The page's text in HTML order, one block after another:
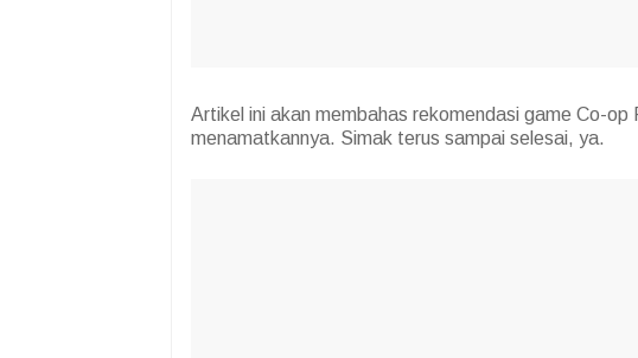
Artikel ini akan membahas rekomendasi game Co-op
menamatkannya. Simak terus sampai selesai, ya.